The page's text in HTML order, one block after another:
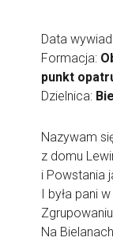
Data
Formacja:
punkt
Dzielnica:
Nazywam
z domu
i Powstania
I była pani
Na